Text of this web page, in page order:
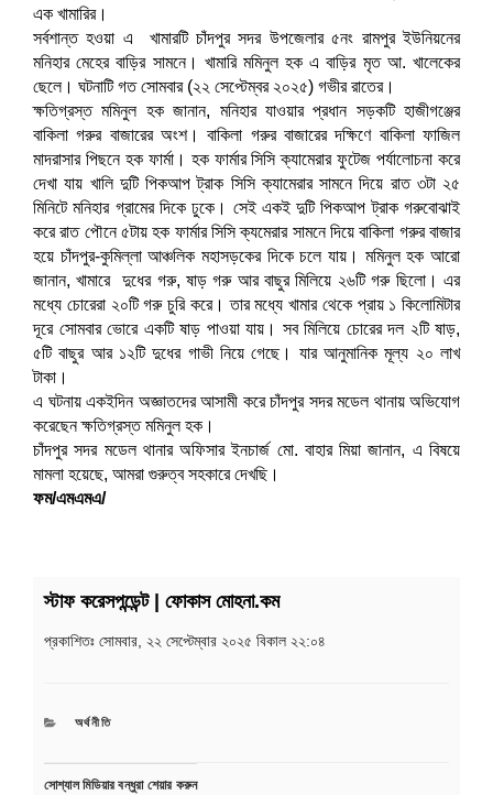
এক খামারির।
সর্বশান্ত হওয়া এ খামারটি চাঁদপুর সদর উপজেলার ৫নং রামপুর ইউনিয়নের
মনিহার মেহের বাড়ির সামনে। খামারি মমিনুল হক এ বাড়ির মৃত আ. খালেকের
ছেলে। ঘটনাটি গত সোমবার (২২ সেপ্টেম্বর ২০২৫) গভীর রাতের।
ক্ষতিগ্রস্ত মমিনুল হক জানান, মনিহার যাওয়ার প্রধান সড়কটি হাজীগঞ্জের
বাকিলা গরুর বাজারের অংশ। বাকিলা গরুর বাজারের দক্ষিণে বাকিলা ফাজিল
মাদরাসার পিছনে হক ফার্মা। হক ফার্মার সিসি ক্যামেরার ফুটেজ পর্যালোচনা করে
দেখা যায় খালি দুটি পিকআপ ট্রাক সিসি ক্যামেরার সামনে দিয়ে রাত ৩টা ২৫
মিনিটে মনিহার গ্রামের দিকে ঢুকে। সেই একই দুটি পিকআপ ট্রাক গরুবোঝাই
করে রাত পৌনে ৫টায় হক ফার্মার সিসি ক্যমেরার সামনে দিয়ে বাকিলা গরুর বাজার
হয়ে চাঁদপুর-কুমিল্লা আঞ্চলিক মহাসড়কের দিকে চলে যায়। মমিনুল হক আরো
জানান, খামারে দুধের গরু, ষাড় গরু আর বাছুর মিলিয়ে ২৬টি গরু ছিলো। এর
মধ্যে চোরেরা ২০টি গরু চুরি করে। তার মধ্যে খামার থেকে প্রায় ১ কিলোমিটার
দূরে সোমবার ভোরে একটি ষাড় পাওয়া যায়। সব মিলিয়ে চোরের দল ২টি ষাড়,
৫টি বাছুর আর ১২টি দুধের গাভী নিয়ে গেছে। যার আনুমানিক মূল্য ২০ লাখ
টাকা।
এ ঘটনায় একইদিন অজ্ঞাতদের আসামী করে চাঁদপুর সদর মডেল থানায় অভিযোগ
করেছেন ক্ষতিগ্রস্ত মমিনুল হক।
চাঁদপুর সদর মডেল থানার অফিসার ইনচার্জ মো. বাহার মিয়া জানান, এ বিষয়ে
মামলা হয়েছে, আমরা গুরুত্ব সহকারে দেখছি।
ফম/এমএমএ/
স্টাফ করেসপন্ডেন্ট | ফোকাস মোহনা.কম
প্রকাশিতঃ সোমবার, ২২ সেপ্টেম্বার ২০২৫ বিকাল ২২:০৪
CATEGORIES
অর্থনীতি
সোশ্যাল মিডিয়ার বন্ধুরা শেয়ার করুন